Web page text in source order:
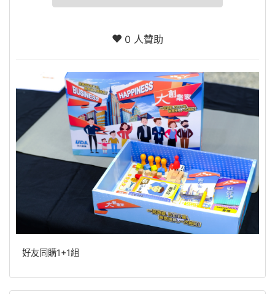
0 人贊助
好友同購1+1組